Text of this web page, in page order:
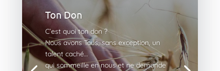
Ton Don
C’est quoi ton don ?
Nous avons Tous, sans exception, un
talent caché…
qui sommeille en nous et ne demande